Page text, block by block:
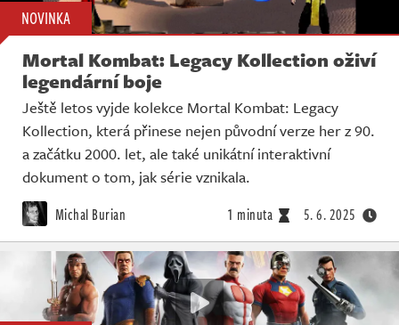
NOVINKA
Mortal Kombat: Legacy Kollection oživí
legendární boje
Ještě letos vyjde kolekce Mortal Kombat: Legacy
Kollection, která přinese nejen původní verze her z 90.
a začátku 2000. let, ale také unikátní interaktivní
dokument o tom, jak série vznikala.
Michal Burian 1 minuta 5. 6. 2025